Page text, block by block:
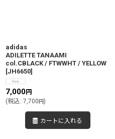
adidas
ADILETTE TANAAMI
col.CBLACK / FTWWHT / YELLOW
[JH6650]
7,000円
(税込: 7,700円)
カートに入れる